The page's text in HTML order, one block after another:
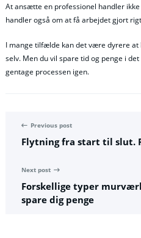
At ansætte en professionel handler
handler også om at få arbejdet gjort
I mange tilfælde kan det være dyrere
selv. Men du vil spare tid og penge i
gentage processen igen.
Previous post
Flytning fra start til slut.
Next post
Forskellige typer
spare dig penge